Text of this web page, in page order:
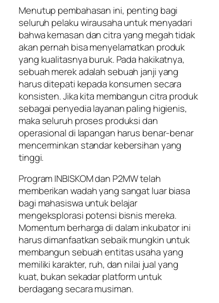
Menutup pembahasan ini, penting bagi
seluruh pelaku wirausaha untuk menyadari
bahwa kemasan dan citra yang megah tidak
akan pernah bisa menyelamatkan produk
yang kualitasnya buruk. Pada hakikatnya,
sebuah merek adalah sebuah janji yang
harus ditepati kepada konsumen secara
konsisten. Jika kita membangun citra produk
sebagai penyedia layanan paling higienis,
maka seluruh proses produksi dan
operasional di lapangan harus benar-benar
mencerminkan standar kebersihan yang
tinggi.
Program INBISKOM dan P2MW telah
memberikan wadah yang sangat luar biasa
bagi mahasiswa untuk belajar
mengeksplorasi potensi bisnis mereka.
Momentum berharga di dalam inkubator ini
harus dimanfaatkan sebaik mungkin untuk
membangun sebuah entitas usaha yang
memiliki karakter, ruh, dan nilai jual yang
kuat, bukan sekadar platform untuk
berdagang secara musiman.